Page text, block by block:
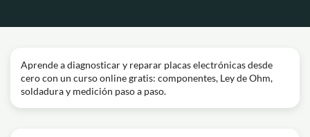
Aprende a diagnosticar y reparar placas electrónicas desde
cero con un curso online gratis: componentes, Ley de Ohm,
soldadura y medición paso a paso.